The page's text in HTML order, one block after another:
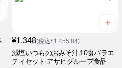
¥1,348(税込¥1,455.84)
減塩いつものおみそ汁 10食バラエ
ティセット アサヒグループ食品